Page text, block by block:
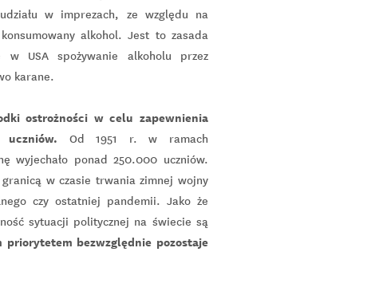
w imprezach, ze względu na
alkohol. Jest to zasada
w USA spożywanie alkoholu przez
karane.
ostrożności w celu zapewnienia
uczniów. Od 1951 r. w ramach
wyjechało ponad 250.000 uczniów.
w czasie trwania zimnej wojny
czy ostatniej pandemii. Jako że
sytuacji politycznej na świecie są
priorytetem bezwzględnie pozostaje